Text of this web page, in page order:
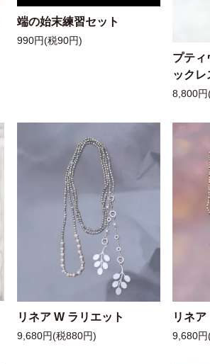
端の始末練習セット
990円(税90円)
プティ
ックレ
8,800
リネア W ラリエット
9,680円(税880円)
リネ
9,680